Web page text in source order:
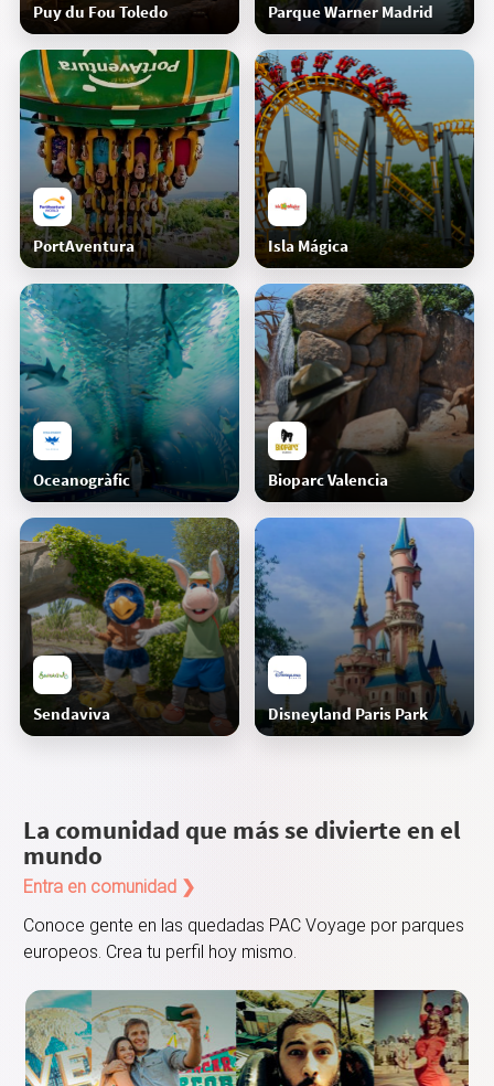
Hoy día en PortAventura
Paula
Por fin llego a mi credit 100. Obras a la vista.
Alex
¿Alguien sabe si hay muchas colas estos días?
Oceanografic, lo mejor de valencia
Marc
Puy du Fou Toledo Parque Warner Madrid
PortAventura Isla Mágica
Oceanogràfic Bioparc Valencia
Sendaviva Disneyland Paris Park
La comunidad que más se divierte en el
mundo
Entra en comunidad ❯
Conoce gente en las quedadas PAC Voyage por parques
europeos. Crea tu perfil hoy mismo.